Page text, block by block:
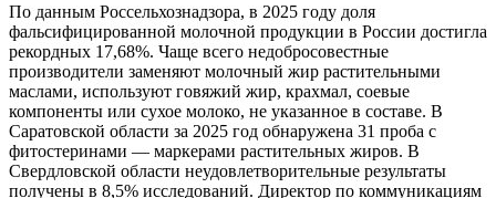
По данным Россельхознадзора, в 2025 году доля
фальсифицированной молочной продукции в России достигла
рекордных 17,68%. Чаще всего недобросовестные
производители заменяют молочный жир растительными
маслами, используют говяжий жир, крахмал, соевые
компоненты или сухое молоко, не указанное в составе. В
Саратовской области за 2025 год обнаружена 31 проба с
фитостеринами — маркерами растительных жиров. В
Свердловской области неудовлетворительные результаты
получены в 8,5% исследований. Директор по коммуникациям